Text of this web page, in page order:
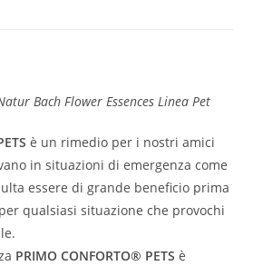
Bach Flower Essences Linea Pet
è un rimedio per i nostri amici
in situazioni di emergenza come
essere di grande beneficio prima
qualsiasi situazione che provochi
PRIMO CONFORTO® PETS è